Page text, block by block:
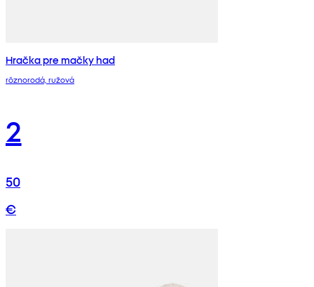
Hračka pre mačky had
rôznorodá, ružová
2
50
€